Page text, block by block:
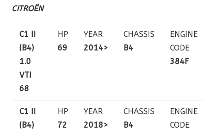
CITROËN
C1 II
(B4)
1.0
VTI
68
HP
69
YEAR
2014>
CHASSIS
B4
ENGINE
CODE
384F
C1 II
(B4)
HP
72
YEAR
2018>
CHASSIS
B4
ENGINE
CODE